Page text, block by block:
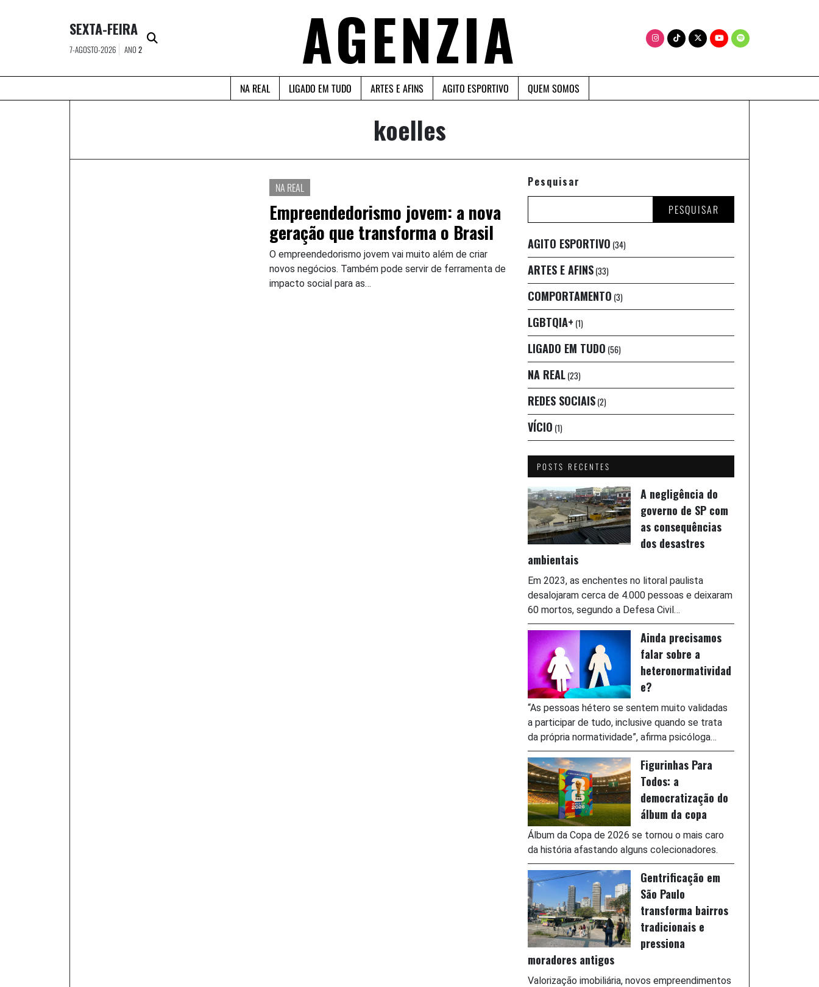
SEXTA-FEIRA
7-AGOSTO-2026 ANO2 AGENZIA
NA REAL LIGADO EM TUDO ARTES E AFINS AGITO ESPORTIVO QUEM SOMOS
koelles
NA REAL
Empreendedorismo jovem: a nova
geração que transforma o Brasil
O empreendedorismo jovem vai muito além de criar
novos negócios. Também pode servir de ferramenta de
impacto social para as…
Pesquisar
PESQUISAR
AGITO ESPORTIVO (34)
ARTES E AFINS(33)
COMPORTAMENTO (3)
LGBTQIA+ (1)
LIGADO EM TUDO (56)
NA REAL(23)
REDES SOCIAIS(2)
VÍCIO (1)
POSTS RECENTES
A negligência do
governo de SP com
as consequências
dos desastres
ambientais
Em 2023, as enchentes no litoral paulista
desalojaram cerca de 4.000 pessoas e deixaram
60 mortos, segundo a Defesa Civil…
Ainda precisamos
falar sobre a
heteronormatividad
e?
“As pessoas hétero se sentem muito validadas
a participar de tudo, inclusive quando se trata
da própria normatividade”, afirma psicóloga…
Figurinhas Para
Todos: a
democratização do
álbum da copa
Álbum da Copa de 2026 se tornou o mais caro
da história afastando alguns colecionadores.
Gentrificação em
São Paulo
transforma bairros
tradicionais e
pressiona
moradores antigos
Valorização imobiliária, novos empreendimentos